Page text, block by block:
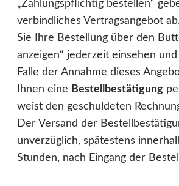
„Zahlungspflichtig bestellen“
verbindliches Vertragsangebot
Sie Ihre Bestellung über den
anzeigen“ jederzeit einsehen
Falle der Annahme dieses
Ihnen eine Bestellbestätigung
weist den geschuldeten
Der Versand der
unverzüglich, spätestens
Stunden, nach Eingang der